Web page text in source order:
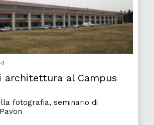
architettura al Campus
fotografia, seminario di